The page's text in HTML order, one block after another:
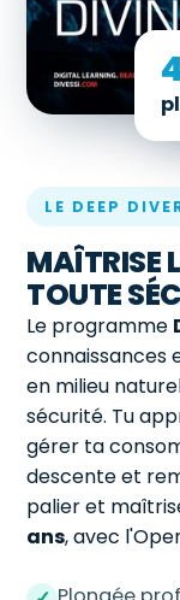
LE DEEP
MAÎTRISE
TOUTE
Le programme
connaissances
en milieu
sécurité. Tu
gérer ta
descente et
palier et
ans, avec